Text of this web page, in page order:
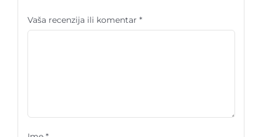
Vaša recenzija ili komentar *